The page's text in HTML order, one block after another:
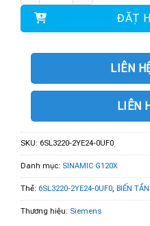
ĐẶT
LIÊN
LIÊN
SKU: 6SL3220-2YE24-0UF0
Danh mục: SINAMIC G120X
Thẻ: 6SL3220-2YE24-0UF0, BIẾN
Thương hiệu: Siemens